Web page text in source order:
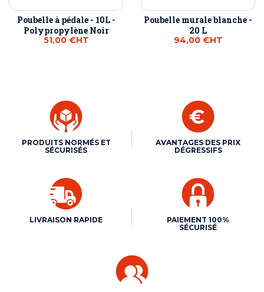
Poubelle à pédale - 10L -
Polypropylène Noir
51,00 €HT
Poubelle murale blanche -
20 L
94,00 €HT
PRODUITS NORMÉS ET
SÉCURISÉS
AVANTAGES DES PRIX
DÉGRESSIFS
LIVRAISON RAPIDE
PAIEMENT 100%
SÉCURISÉ